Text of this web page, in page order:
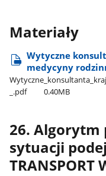
Materiały
Wytyczne
medycyny
_.pdf
0.40MB
26. Algorytm
sytuacji
TRANSPORT